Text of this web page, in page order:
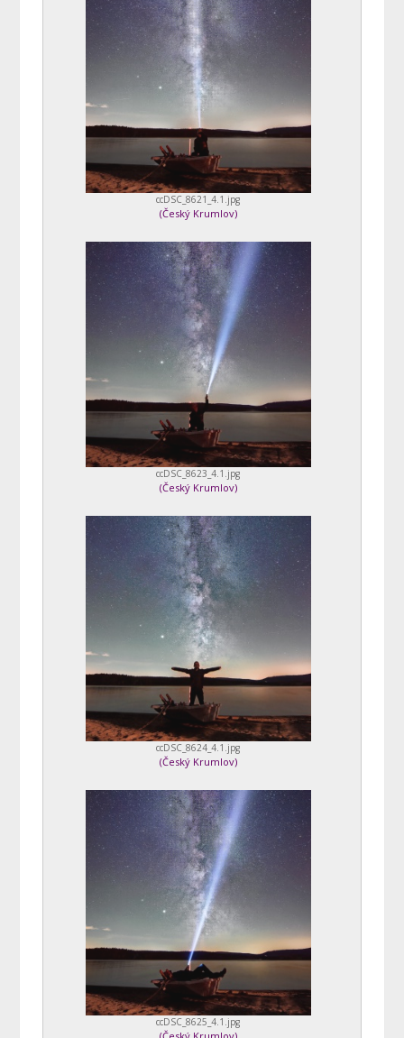
ccDSC_8621_4.1.jpg
(Český Krumlov)
ccDSC_8623_4.1.jpg
(Český Krumlov)
ccDSC_8624_4.1.jpg
(Český Krumlov)
ccDSC_8625_4.1.jpg